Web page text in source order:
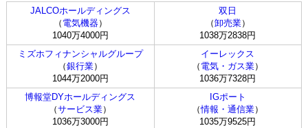
JALCOホールディングス
（ 電気機器）
1040万4000円
双日
（卸売業）
1038万2838円
ミズホフィナンシャルグループ
（銀行業）
1044万2000円
イーレックス
（ 電気・ガス業）
1036万7328円
博報堂DYホールディングス
（サービス業）
1036万3000円
IGポート
（情報・通信業）
1035万9525円